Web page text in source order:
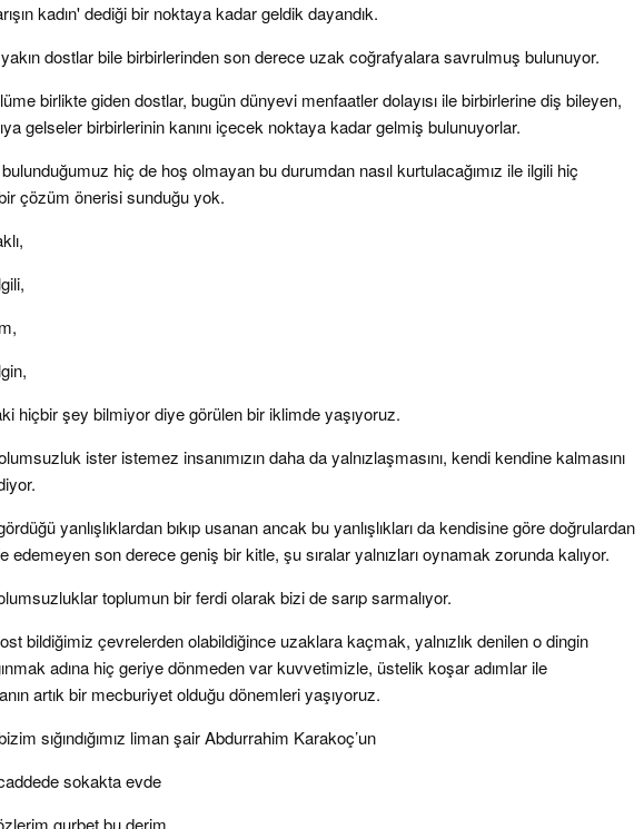
kadın' dediği bir noktaya kadar geldik dayandık.
dostlar bile birbirlerinden son derece uzak coğrafyalara savrulmuş bulunuyor.
birlikte giden dostlar, bugün dünyevi menfaatler dolayısı ile birbirlerine diş bileyen,
gelseler birbirlerinin kanını içecek noktaya kadar gelmiş bulunuyorlar.
hiç de hoş olmayan bu durumdan nasıl kurtulacağımız ile ilgili hiç
çözüm önerisi sunduğu yok.
hiçbir şey bilmiyor diye görülen bir iklimde yaşıyoruz.
ister istemez insanımızın daha da yalnızlaşmasını, kendi kendine kalmasını
yanlışlıklardan bıkıp usanan ancak bu yanlışlıkları da kendisine göre doğrulardan
edemeyen son derece geniş bir kitle, şu sıralar yalnızları oynamak zorunda kalıyor.
toplumun bir ferdi olarak bizi de sarıp sarmalıyor.
bildiğimiz çevrelerden olabildiğince uzaklara kaçmak, yalnızlık denilen o dingin
adına hiç geriye dönmeden var kuvvetimizle, üstelik koşar adımlar ile
artık bir mecburiyet olduğu dönemleri yaşıyoruz.
sığındığımız liman şair Abdurrahim Karakoç’un
caddede sokakta evde
gurbet bu derim